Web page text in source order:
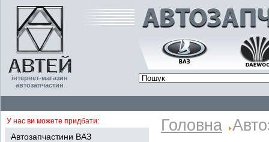
інтернет-магазин
автозапчастин
У нас ви можете придбати:
Автозапчастини ВАЗ
Головна